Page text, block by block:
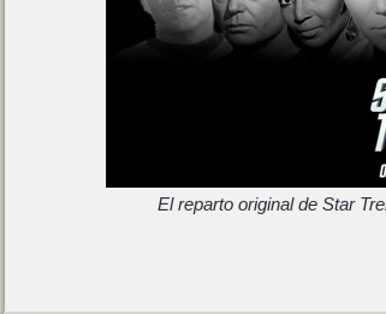
El reparto original de Star